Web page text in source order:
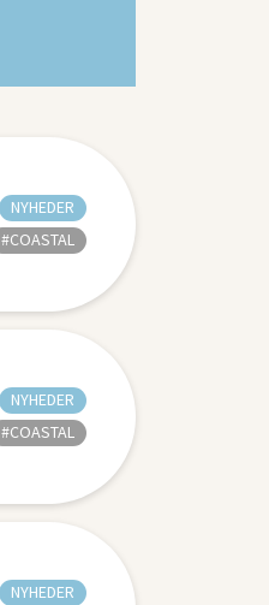
NYHEDER
#COASTAL
NYHEDER
#COASTAL
NYHEDER